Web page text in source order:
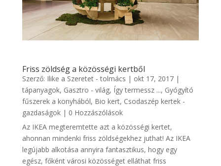
Friss zöldség a közösségi kertből
Szerző: Ilike a Szeretet - tolmács | okt 17, 2017|
tápanyagok, Gasztro - világ, Így termessz ..., Gyógyító
fűszerek a konyhából, Bio kert, Csodaszép kertek -
gazdaságok| 0 Hozzászólások
Az IKEA megteremtette azt a közösségi kertet,
ahonnan mindenki friss zöldségekhez juthat! Az IKEA
legújabb alkotása annyira fantasztikus, hogy egy
egész, főként városi közösséget elláthat friss